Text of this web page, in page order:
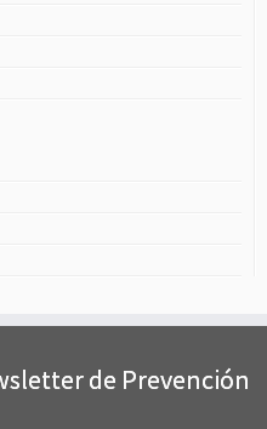
de Prevención